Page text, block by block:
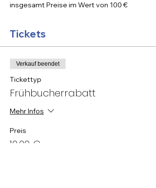
insgesamt Preise im Wert von 100 €
Tickets
Verkauf beendet
Tickettyp
Frühbucherrabatt
Mehr Infos
Preis
10,00 €